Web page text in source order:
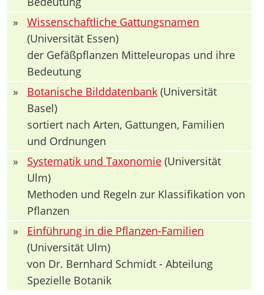
»
Wissenschaftliche Gattungsnamen
(Universität Essen)
der Gefäßpflanzen Mitteleuropas und ihre
Bedeutung
»
Botanische Bilddatenbank (Universität
Basel)
sortiert nach Arten, Gattungen, Familien
und Ordnungen
»
Systematik und Taxonomie (Universität
Ulm)
Methoden und Regeln zur Klassifikation von
Pflanzen
»
Einführung in die Pflanzen-Familien
(Universität Ulm)
von Dr. Bernhard Schmidt - Abteilung
Spezielle Botanik